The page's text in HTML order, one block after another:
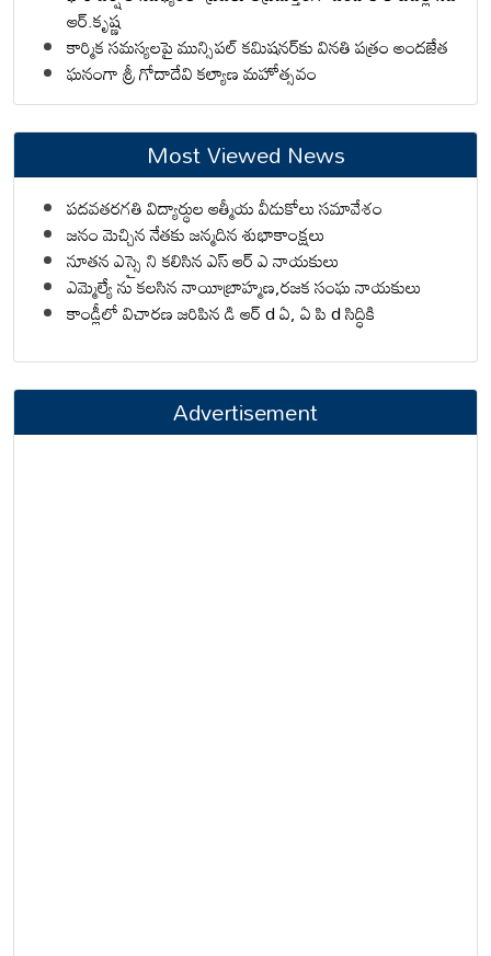
ఆర్.కృష్ణ
కార్మిక సమస్యలపై మున్సిపల్ కమిషనర్‌కు వినతి పత్రం అందజేత
ఘనంగా శ్రీ గోదాదేవి కల్యాణ మహోత్సవం
Most Viewed News
పదవతరగతి విద్యార్థుల ఆత్మీయ వీడుకోలు సమావేశం
జనం మెచ్చిన నేతకు జన్మదిన శుభాకాంక్షలు
నూతన ఎస్సై ని కలిసిన ఎస్ ఆర్ ఎ నాయకులు
ఎమ్మెల్యే ను కలసిన నాయీబ్రాహ్మణ,రజక సంఘ నాయకులు
కాండ్లీలో విచారణ జరిపిన డి ఆర్ d ఏ, ఏ పి d సిద్ధికి
Advertisement